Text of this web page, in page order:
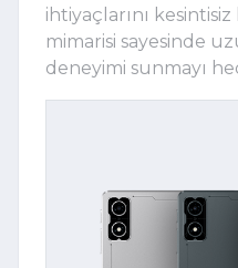
ihtiyaçlarını kesintisiz
mimarisi sayesinde
deneyimi sunmayı